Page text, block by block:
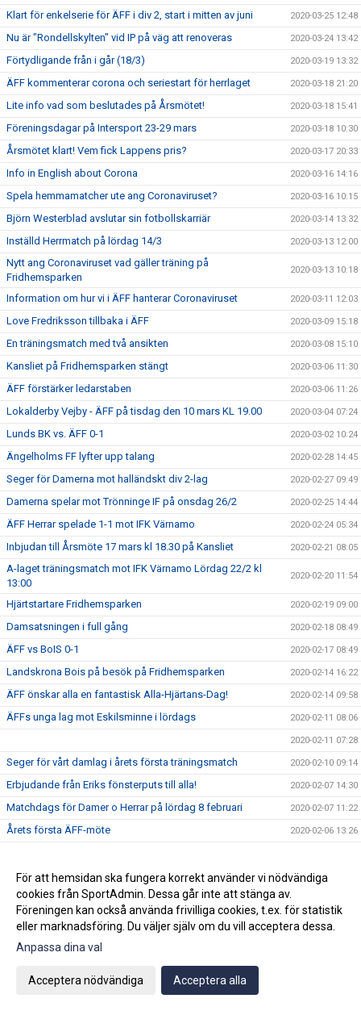
Klart för enkelserie för ÄFF i div 2, start i mitten av juni 2020-03-25 12:48
Nu är "Rondellskylten" vid IP på väg att renoveras 2020-03-24 13:42
Förtydligande från i går (18/3) 2020-03-19 13:32
ÄFF kommenterar corona och seriestart för herrlaget 2020-03-18 21:20
Lite info vad som beslutades på Årsmötet! 2020-03-18 15:41
Föreningsdagar på Intersport 23-29 mars 2020-03-18 10:30
Årsmötet klart! Vem fick Lappens pris? 2020-03-17 20:33
Info in English about Corona 2020-03-16 14:16
Spela hemmamatcher ute ang Coronaviruset? 2020-03-16 10:15
Björn Westerblad avslutar sin fotbollskarriär 2020-03-14 13:32
Inställd Herrmatch på lördag 14/3 2020-03-13 12:00
Nytt ang Coronaviruset vad gäller träning på
Fridhemsparken
2020-03-13 10:18
Information om hur vi i ÄFF hanterar Coronaviruset 2020-03-11 12:03
Love Fredriksson tillbaka i ÄFF 2020-03-09 15:18
En träningsmatch med två ansikten 2020-03-08 15:10
Kansliet på Fridhemsparken stängt 2020-03-06 11:30
ÄFF förstärker ledarstaben 2020-03-06 11:26
Lokalderby Vejby - ÄFF på tisdag den 10 mars KL 19.00 2020-03-04 07:24
Lunds BK vs. ÄFF 0-1 2020-03-02 10:24
Ängelholms FF lyfter upp talang 2020-02-28 14:45
Seger för Damerna mot halländskt div 2-lag 2020-02-27 09:49
Damerna spelar mot Trönninge IF på onsdag 26/2 2020-02-25 14:44
ÄFF Herrar spelade 1-1 mot IFK Värnamo 2020-02-24 05:34
Inbjudan till Årsmöte 17 mars kl 18.30 på Kansliet 2020-02-21 08:05
A-laget träningsmatch mot IFK Värnamo Lördag 22/2 kl
13:00
2020-02-20 11:54
Hjärtstartare Fridhemsparken 2020-02-19 09:00
Damsatsningen i full gång 2020-02-18 08:49
ÄFF vs BoIS 0-1 2020-02-17 08:49
Landskrona Bois på besök på Fridhemsparken 2020-02-14 16:22
ÄFF önskar alla en fantastisk Alla-Hjärtans-Dag! 2020-02-14 09:58
ÄFFs unga lag mot Eskilsminne i lördags 2020-02-11 08:06
2020-02-11 07:28
Seger för vårt damlag i årets första träningsmatch 2020-02-10 09:14
Erbjudande från Eriks fönsterputs till alla! 2020-02-07 14:30
Matchdags för Damer o Herrar på lördag 8 februari 2020-02-07 11:22
Årets första ÄFF-möte 2020-02-06 13:26
ÄFF Herrlag 2020 2020-01-28 12:02
Vill du vara med om en upplevelse för livet? 2020-01-27 08:41
Akademin 2020 2020-01-21 07:31
Damerna på gång inför säsongen!
Träningarna är i full gång på Fridhemsparken
För att hemsidan ska fungera korrekt använder vi nödvändiga
cookies från SportAdmin. Dessa går inte att stänga av.
Föreningen kan också använda frivilliga cookies, t.ex. för statistik
eller marknadsföring. Du väljer själv om du vill acceptera dessa.
Anpassa dina val
Acceptera nödvändiga Acceptera alla